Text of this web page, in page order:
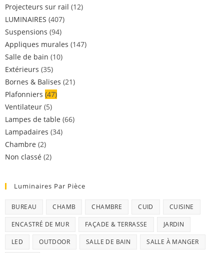
Projecteurs sur rail (12)
LUMINAIRES (407)
Suspensions (94)
Appliques murales (147)
Salle de bain (10)
Extérieurs (35)
Bornes & Balises (21)
Plafonniers (47)
Ventilateur (5)
Lampes de table (66)
Lampadaires (34)
Chambre (2)
Non classé (2)
Luminaires Par Pièce
BUREAU CHAMB CHAMBRE CUID CUISINE
ENCASTRÉ DE MUR FAÇADE & TERRASSE JARDIN
LED OUTDOOR SALLE DE BAIN SALLE À MANGER